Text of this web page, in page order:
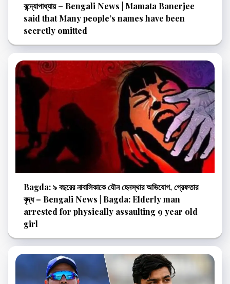
বন্দ্যোপাধ্যায় – Bengali News | Mamata Banerjee
said that Many people’s names have been
secretly omitted
Bagda: ৯ বছরের নাবালিকাকে যৌন হেনস্থার অভিযোগ, গ্রেফতার
বৃদ্ধ – Bengali News | Bagda: Elderly man
arrested for physically assaulting 9 year old
girl